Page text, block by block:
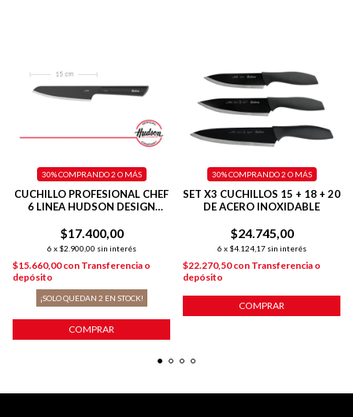
CUCHILLO PROFESIONAL CHEF
6 LINEA HUDSON DESIGN
$17.400,00
6 x $2.900,00 sin interés
30%COMPRANDO 2 O MÁS
$15.660,00con Transferencia o
depósito
¡SOLO QUEDAN 2 EN STOCK!
COMPRAR
SET X3 CUCHILLOS 15 + 18 + 20
DE ACERO INOXIDABLE
$24.745,00
6 x $4.124,17 sin interés
30%COMPRANDO 2 O MÁS
$22.270,50con Transferencia o
depósito
COMPRAR